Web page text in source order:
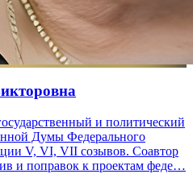
и политический
Думы Федерального
V, VI, VII созывов. Соавтор
и поправок к проектам феде…